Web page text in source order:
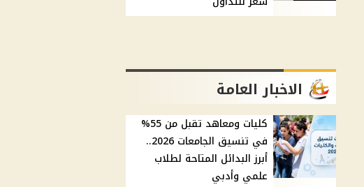
الاخبار العامة
كليات ومعاهد تقبل من 55%
في تنسيق الجامعات 2026..
أبرز البدائل المتاحة لطلاب
علمي وأدبي